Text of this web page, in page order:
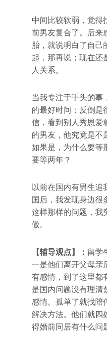
中间比较软弱，觉得
前男友复合了。后来
胎，就说明白了自己
起，那再说；现在还
人关系。
当我专注于手头的事
的最好时间；反倒是
信，看到别人秀恩爱
的男友，他究竟是不
如果是，为什么要等
要等两年？
以前在国内有男生追
国后，我发现身边很
这样那样的问题，我
傲。
【辅导观点】： 留学
一是他们离开父母亲
有感情，到了这里都
是国内问题没有理清
感情。孤单了就找陪
解决方法。他们就四
得婚前同居有什么问